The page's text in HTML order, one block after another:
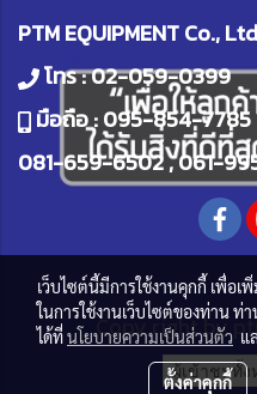
PTM EQUIPMENT Co.,
โทร :02-059-0399
มือถือ :095-854-7785
081-659-6502,061-
Copy right by
ผู้เข้าชมทั้
เว็บไซต์นี้มีการใช้งานคุกกี้ เพื่อ
ในการใช้งานเว็บไซต์ของท่าน ท่
ได้ที่นโยบายความเป็นส่วนตัว แ
ตั้งค่าคุกกี้